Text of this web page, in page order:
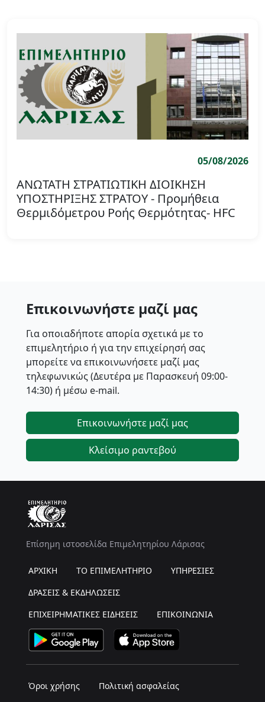
05/08/2026
ΑΝΩΤΑΤΗ ΣΤΡΑΤΙΩΤΙΚΗ ΔΙΟΙΚΗΣΗ
ΥΠΟΣΤΗΡΙΞΗΣ ΣΤΡΑΤΟΥ - Προμήθεια
Θερμιδόμετρου Ροής Θερμότητας- HFC
Επικοινωνήστε μαζί μας
Για οποιαδήποτε απορία σχετικά με το
επιμελητήριο ή για την επιχείρησή σας
μπορείτε να επικοινωνήσετε μαζί μας
τηλεφωνικώς (Δευτέρα με Παρασκευή 09:00-
14:30) ή μέσω e-mail.
Επικοινωνήστε μαζί μας
Κλείσιμο ραντεβού
Επίσημη ιστοσελίδα Επιμελητηρίου Λάρισας
ΑΡΧΙΚΗ ΤΟ ΕΠΙΜΕΛΗΤΗΡΙΟ
ΥΠΗΡΕΣΙΕΣ
ΔΡΑΣΕΙΣ & ΕΚΔΗΛΩΣΕΙΣ
ΕΠΙΧΕΙΡΗΜΑΤΙΚΕΣ ΕΙΔΗΣΕΙΣ
ΕΠΙΚΟΙΝΩΝΙΑ
Όροι χρήσης Πολιτική ασφαλείας